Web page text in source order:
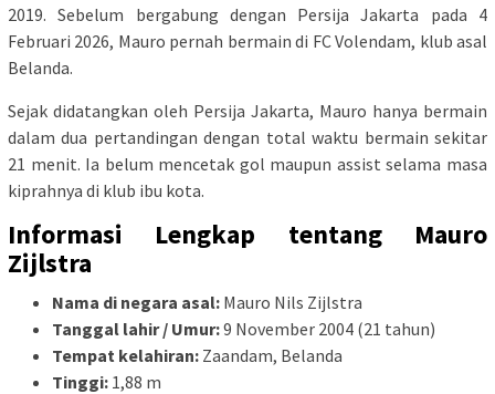
2019. Sebelum bergabung dengan Persija Jakarta pada 4
Februari 2026, Mauro pernah bermain di FC Volendam, klub asal
Belanda.
Sejak didatangkan oleh Persija Jakarta, Mauro hanya bermain
dalam dua pertandingan dengan total waktu bermain sekitar
21 menit. Ia belum mencetak gol maupun assist selama masa
kiprahnya di klub ibu kota.
Informasi Lengkap tentang Mauro
Zijlstra
Nama di negara asal: Mauro Nils Zijlstra
Tanggal lahir / Umur:9 November 2004 (21 tahun)
Tempat kelahiran: Zaandam, Belanda
Tinggi: 1,88 m